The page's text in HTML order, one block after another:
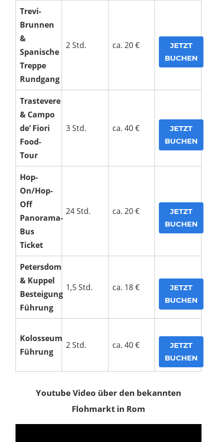
Trevi-
Brunnen
&
Spanische
Treppe
Rundgang
2 Std. ca. 20 €
JETZT
BUCHEN
Trastevere
& Campo
de‘ Fiori
Food-
Tour
3 Std. ca. 40 €
JETZT
BUCHEN
Hop-
On/Hop-
Off
Panorama-
Bus
Ticket
24 Std. ca. 20 €
JETZT
BUCHEN
Petersdom
& Kuppel
Besteigung
Führung
1,5 Std. ca. 18 €
JETZT
BUCHEN
Kolosseum
Führung
2 Std. ca. 40 €
JETZT
BUCHEN
Youtube Video über den bekannten
Flohmarkt in Rom